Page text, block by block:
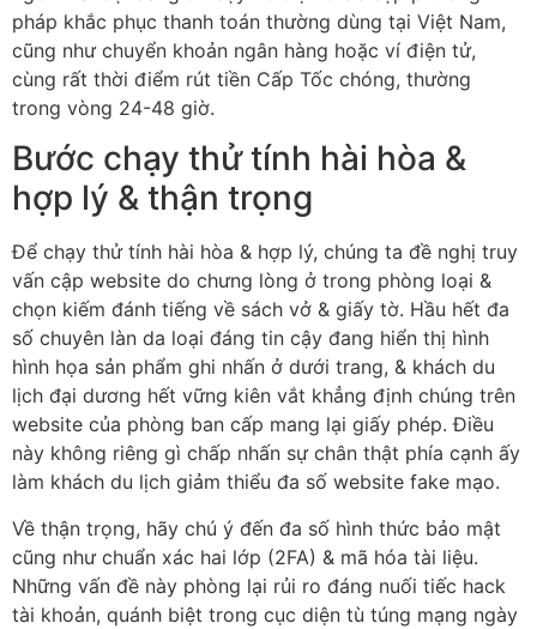
pháp khắc phục thanh toán thường dùng tại Việt Nam,
cũng như chuyển khoản ngân hàng hoặc ví điện tử,
cùng rất thời điểm rút tiền Cấp Tốc chóng, thường
trong vòng 24-48 giờ.
Bước chạy thử tính hài hòa &
hợp lý & thận trọng
Để chạy thử tính hài hòa & hợp lý, chúng ta đề nghị truy
vấn cập website do chưng lòng ở trong phòng loại &
chọn kiếm đánh tiếng về sách vở & giấy tờ. Hầu hết đa
số chuyên làn da loại đáng tin cậy đang hiển thị hình
hình họa sản phẩm ghi nhấn ở dưới trang, & khách du
lịch đại dương hết vững kiên vắt khẳng định chúng trên
website của phòng ban cấp mang lại giấy phép. Điều
này không riêng gì chấp nhấn sự chân thật phía cạnh ấy
làm khách du lịch giảm thiểu đa số website fake mạo.
Về thận trọng, hãy chú ý đến đa số hình thức bảo mật
cũng như chuẩn xác hai lớp (2FA) & mã hóa tài liệu.
Những vấn đề này phòng lại rủi ro đáng nuối tiếc hack
tài khoản, quánh biệt trong cục diện tù túng mạng ngày